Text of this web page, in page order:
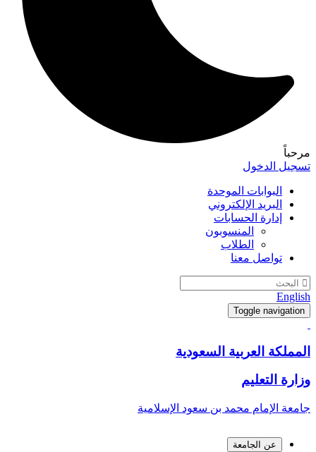
مرحباً
تسجيل الدخول
البوابات الموحدة
البريد الإلكتروني
إدارة الحسابات
المنسوبون
الطلاب
تواصل معنا
English
Toggle navigation
المملكة العربية السعودية
وزارة التعليم
جامعة الإمام محمد بن سعود الإسلامية
عن الجامعة